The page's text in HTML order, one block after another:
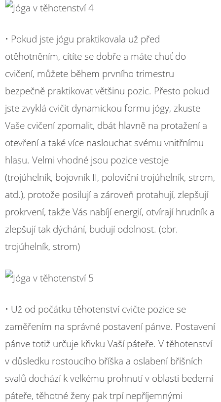
• Pokud jste jógu praktikovala už před
otěhotněním, cítíte se dobře a máte chuť do
cvičení, můžete během prvního trimestru
bezpečně praktikovat většinu pozic. Přesto pokud
jste zvyklá cvičit dynamickou formu jógy, zkuste
Vaše cvičení zpomalit, dbát hlavně na protažení a
otevření a také více naslouchat svému vnitřnímu
hlasu. Velmi vhodné jsou pozice vestoje
(trojúhelník, bojovník II, poloviční trojúhelník, strom,
atd.), protože posilují a zároveň protahují, zlepšují
prokrvení, takže Vás nabíjí energií, otvírají hrudník a
zlepšují tak dýchání, budují odolnost. (obr.
trojúhelník, strom)
• Už od počátku těhotenství cvičte pozice se
zaměřením na správné postavení pánve. Postavení
pánve totiž určuje křivku Vaší páteře. V těhotenství
v důsledku rostoucího bříška a oslabení břišních
svalů dochází k velkému prohnutí v oblasti bederní
páteře, těhotné ženy pak trpí nepříjemnými